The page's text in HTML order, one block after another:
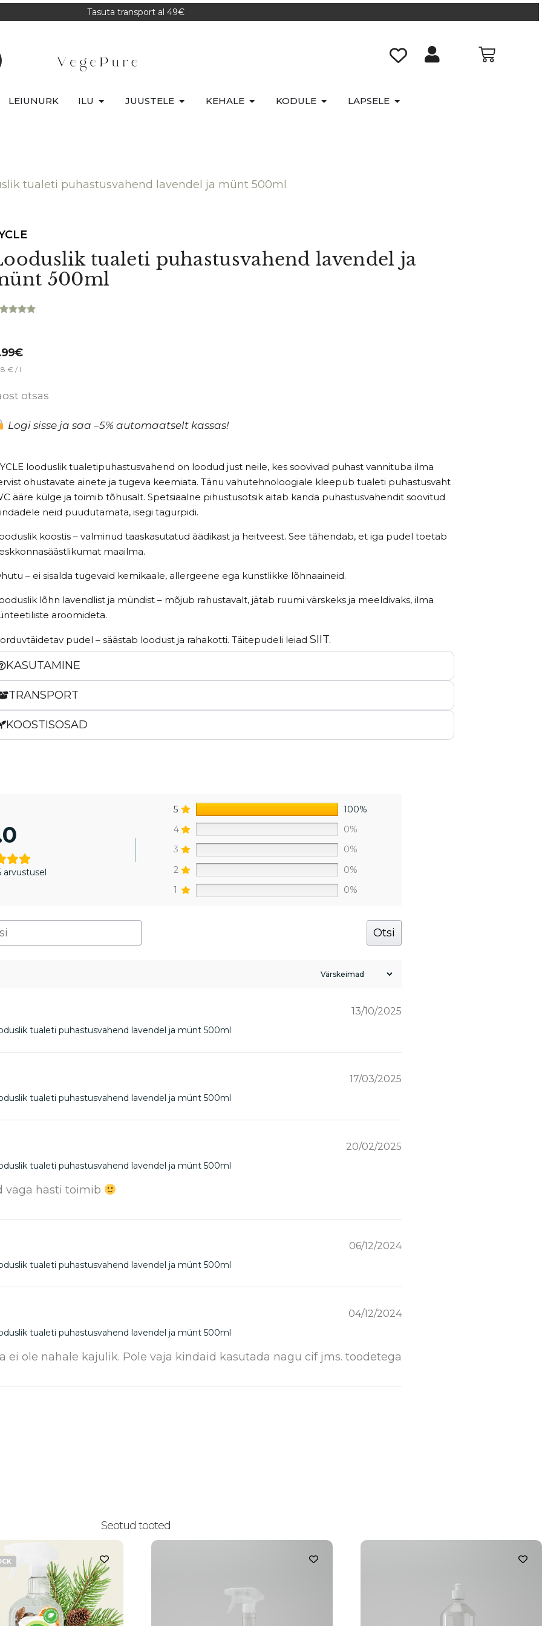
Tasuta transport al 49€
LEIUNURK ILU JUUSTELE KEHALE KODULE LAPSELE
tualeti puhastusvahend lavendel ja münt 500ml
tualeti puhastusvahend lavendel ja
500ml
€
€ / l
otsas
Logi sisse ja saa –5% automaatselt kassas!
looduslik tualetipuhastusvahend on loodud just neile, kes soovivad puhast vannituba ilma
ohustavate ainete ja tugeva keemiata.Tänu vahutehnoloogiale kleepub tualeti puhastusvaht
ääre külge ja toimib tõhusalt. Spetsiaalne pihustusotsik aitab kanda puhastusvahendit soovitud
neid puudutamata, isegi tagurpidi.
koostis – valminud taaskasutatud äädikast ja heitveest. See tähendab, et iga pudel toetab
maailma.
– ei sisalda tugevaid kemikaale, allergeene ega kunstlikke lõhnaaineid.
lõhn lavendlist ja mündist – mõjub rahustavalt, jätab ruumi värskeks ja meeldivaks, ilma
aroomideta.
pudel – säästab loodust ja rahakotti. Täitepudeli leiadSIIT.
KASUTAMINE
TRANSPORT
KOOSTISOSAD
arvustusel
5
100%
4
0%
3
0%
2
0%
1
0%
Otsi
13/10/2025
tualeti puhastusvahend lavendel ja münt 500ml
17/03/2025
tualeti puhastusvahend lavendel ja münt 500ml
20/02/2025
tualeti puhastusvahend lavendel ja münt 500ml
väga hästi toimib
06/12/2024
tualeti puhastusvahend lavendel ja münt 500ml
04/12/2024
tualeti puhastusvahend lavendel ja münt 500ml
ei ole nahale kajulik. Pole vaja kindaid kasutada nagu cif jms. toodetega
Seotud tooted